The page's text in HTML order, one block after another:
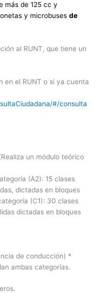
más de 125 cc y
y microbuses de
al RUNT, que tiene un
en el RUNT o si ya cuenta
#/consulta
un módulo teórico
(A2): 15 clases
dictadas en bloques
(C1): 30 clases
dictadas en bloques
de conducción) *
ambas categorías.